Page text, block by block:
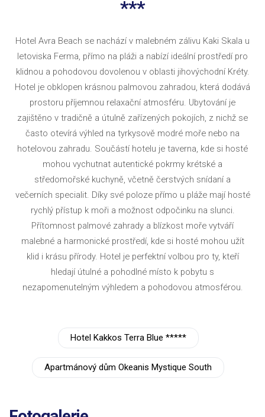
***
Hotel Avra Beach se nachází v malebném zálivu Kaki Skala u
letoviska Ferma, přímo na pláži a nabízí ideální prostředí pro
klidnou a pohodovou dovolenou v oblasti jihovýchodní Kréty.
Hotel je obklopen krásnou palmovou zahradou, která dodává
prostoru příjemnou relaxační atmosféru. Ubytování je
zajištěno v tradičně a útulně zařízených pokojích, z nichž se
často otevírá výhled na tyrkysově modré moře nebo na
hotelovou zahradu. Součástí hotelu je taverna, kde si hosté
mohou vychutnat autentické pokrmy krétské a
středomořské kuchyně, včetně čerstvých snídaní a
večerních specialit. Díky své poloze přímo u pláže mají hosté
rychlý přístup k moři a možnost odpočinku na slunci.
Přítomnost palmové zahrady a blízkost moře vytváří
malebné a harmonické prostředí, kde si hosté mohou užít
klid i krásu přírody. Hotel je perfektní volbou pro ty, kteří
hledají útulné a pohodlné místo k pobytu s
nezapomenutelným výhledem a pohodovou atmosférou.
Hotel Kakkos Terra Blue *****
Apartmánový dům Okeanis Mystique South